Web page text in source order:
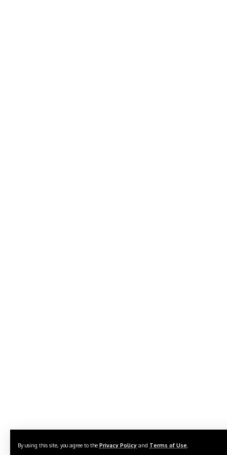
By using this site, you agree to the Privacy Policy and Terms of Use